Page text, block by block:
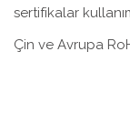
sertifikalar
Çin ve Avrupa